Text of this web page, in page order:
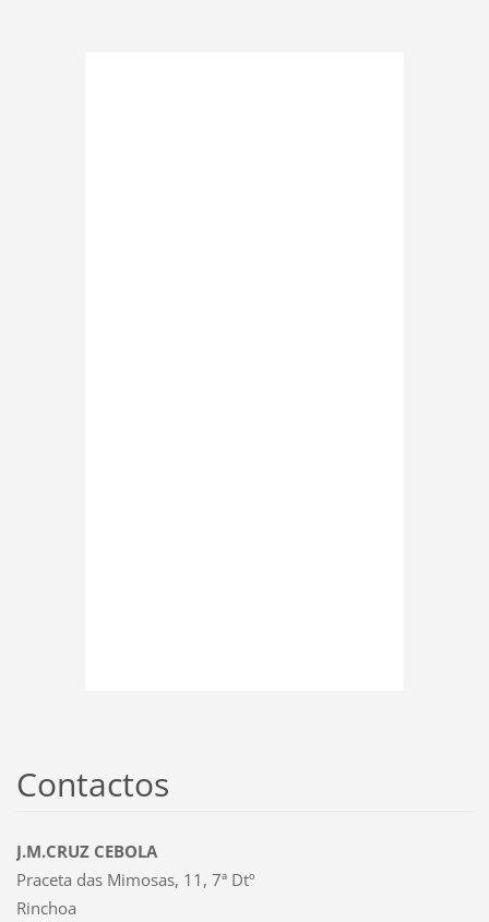
Contactos
J.M.CRUZ CEBOLA
Praceta das Mimosas, 11, 7ª Dtº
Rinchoa